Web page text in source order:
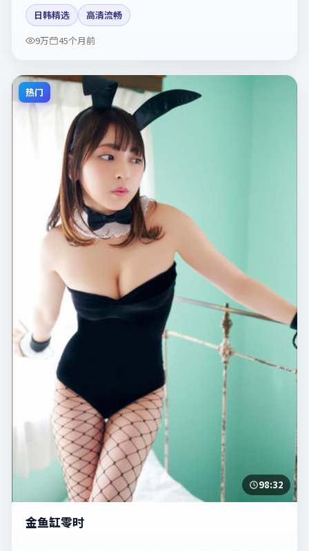
代切片。剧情简介与主创信息可供检索参考，上映日期以片
方资料为准。
日韩精选
高清流畅
9万
45个月前
热门
98:32
金鱼缸零时